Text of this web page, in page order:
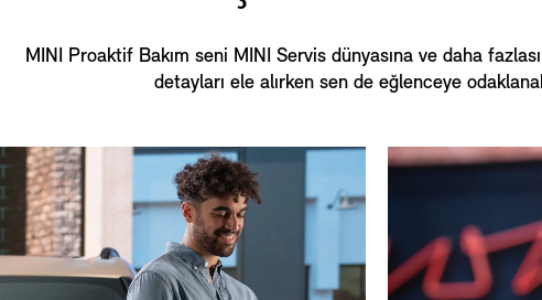
MINI Proaktif Bakım seni MINI Servis dünyasına ve daha
detayları ele alırken sen de eğlenceye